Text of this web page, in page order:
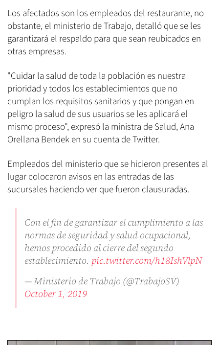
Los afectados son los empleados del restaurante, no
obstante, el ministerio de Trabajo, detalló que se les
garantizará el respaldo para que sean reubicados en
otras empresas.
"Cuidar la salud de toda la población es nuestra
prioridad y todos los establecimientos que no
cumplan los requisitos sanitarios y que pongan en
peligro la salud de sus usuarios se les aplicará el
mismo proceso", expresó la ministra de Salud, Ana
Orellana Bendek en su cuenta de Twitter.
Empleados del ministerio que se hicieron presentes al
lugar colocaron avisos en las entradas de las
sucursales haciendo ver que fueron clausuradas.
Con el fin de garantizar el cumplimiento a las
normas de seguridad y salud ocupacional,
hemos procedido al cierre del segundo
establecimiento. pic.twitter.com/h18IshVlpN
— Ministerio de Trabajo (@TrabajoSV)
October 1, 2019